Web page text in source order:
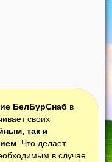
БелБурСнаб в
своих
так и
. Что делает
в случае